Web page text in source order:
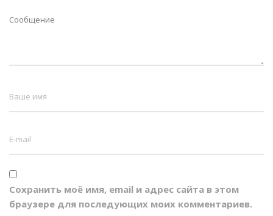
Сохранить моё имя, email и адрес сайта в этом
браузере для последующих моих комментариев.